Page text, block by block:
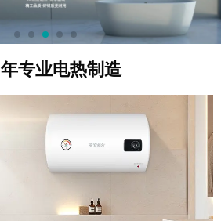
年专业电热制造